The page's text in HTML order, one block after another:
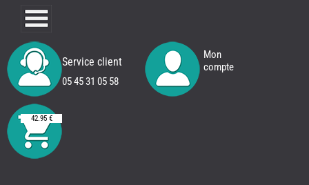
Service client
05 45 31 05 58
Mon
compte
42.95 €